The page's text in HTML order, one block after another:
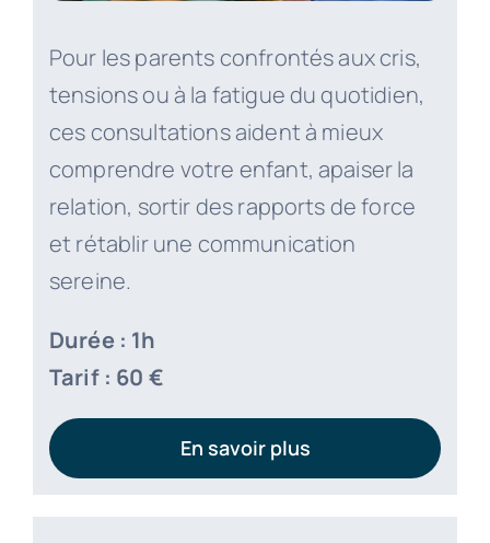
Pour les parents confrontés aux cris,
tensions ou à la fatigue du quotidien,
ces consultations aident à mieux
comprendre votre enfant, apaiser la
relation, sortir des rapports de force
et rétablir une communication
sereine.
Durée : 1h
Tarif : 60 €
En savoir plus